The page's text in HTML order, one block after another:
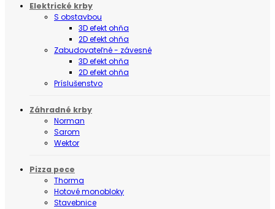
Elektrické krby
S obstavbou
3D efekt ohňa
2D efekt ohňa
Zabudovateľné - závesné
3D efekt ohňa
2D efekt ohňa
Príslušenstvo
Záhradné krby
Norman
Sarom
Wektor
Pizza pece
Thorma
Hotové monobloky
Stavebnice